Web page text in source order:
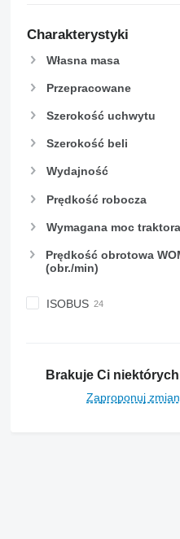
Charakterystyki
Własna masa
Przepracowane
Szerokość uchwytu
Szerokość beli
Wydajność
Prędkość robocza
Wymagana moc traktora
Prędkość obrotowa
(obr./min)
ISOBUS
Brakuje Ci
Zaproponuj